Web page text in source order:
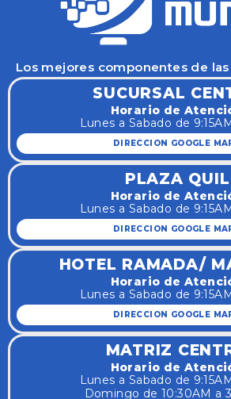
Los mejores componentes de
SUCURSAL
Horario de
Lunes a Sabado de
DIRECCION GOOGLE
PLAZA QUIL
Horario de
Lunes a Sabado de
DIRECCION GOOGLE
HOTEL RAMADA/
Horario de
Lunes a Sabado de
DIRECCION GOOGLE
MATRIZ
Horario de
Lunes a Sabado de
Domingo de 10:30AM a